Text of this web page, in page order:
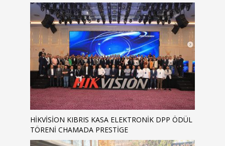
HİKVİSİON KIBRIS KASA ELEKTRONİK DPP ÖDÜL
TÖRENİ CHAMADA PRESTIGE